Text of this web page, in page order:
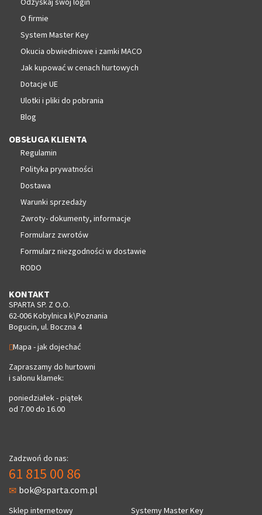
O firmie
System Master Key
Okucia obwiedniowe i zamki MACO
Jak kupować w cenach hurtowych
Dotacje UE
Ulotki i pliki do pobrania
Blog
OBSŁUGA KLIENTA
Regulamin
Polityka prywatności
Dostawa
Warunki sprzedaży
Zwroty- dokumenty, informacje
Formularz zwrotów
Formularz niezgodności w dostawie
RODO
KONTAKT
SPARTA SP. Z O.O.
62-006 Kobylnica k\Poznania
Bogucin, ul. Boczna 4
Mapa - jak dojechać
Zapraszamy do hurtowni
i salonu klamek:
poniedziałek - piątek
od 7.00 do 16.00
Zadzwoń do nas:
61 815 00 86
bok@sparta.com.pl
Sklep internetowy Systemy Master Key